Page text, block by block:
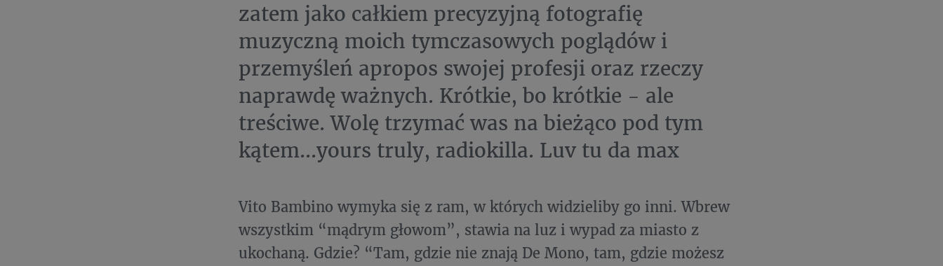
zatem jako całkiem precyzyjną fotografię
muzyczną moich tymczasowych poglądów i
przemyśleń apropos swojej profesji oraz rzeczy
naprawdę ważnych. Krótkie, bo krótkie - ale
treściwe. Wolę trzymać was na bieżąco pod tym
kątem...yours truly, radiokilla. Luv tu da max
Vito Bambino wymyka się z ram, w których widzieliby go inni. Wbrew
wszystkim “mądrym głowom”, stawia na luz i wypad za miasto z
ukochaną. Gdzie? “Tam, gdzie nie znają De Mono, tam, gdzie możesz